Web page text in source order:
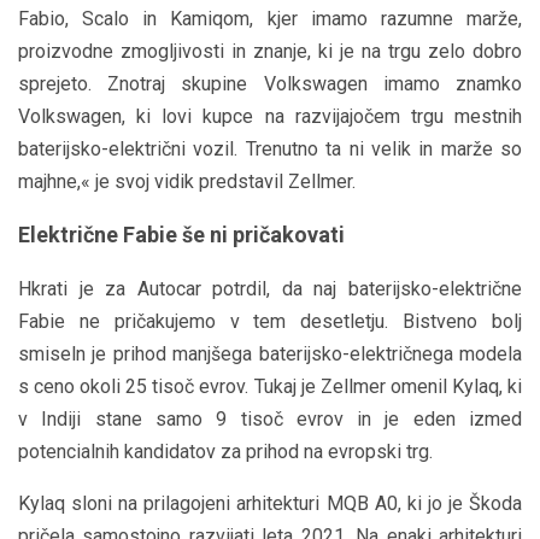
Fabio, Scalo in Kamiqom, kjer imamo razumne marže,
proizvodne zmogljivosti in znanje, ki je na trgu zelo dobro
sprejeto. Znotraj skupine Volkswagen imamo znamko
Volkswagen, ki lovi kupce na razvijajočem trgu mestnih
baterijsko-električni vozil. Trenutno ta ni velik in marže so
majhne,« je svoj vidik predstavil Zellmer.
Električne Fabie še ni pričakovati
Hkrati je za Autocar potrdil, da naj baterijsko-električne
Fabie ne pričakujemo v tem desetletju. Bistveno bolj
smiseln je prihod manjšega baterijsko-električnega modela
s ceno okoli 25 tisoč evrov. Tukaj je Zellmer omenil Kylaq, ki
v Indiji stane samo 9 tisoč evrov in je eden izmed
potencialnih kandidatov za prihod na evropski trg.
Kylaq sloni na prilagojeni arhitekturi MQB A0, ki jo je Škoda